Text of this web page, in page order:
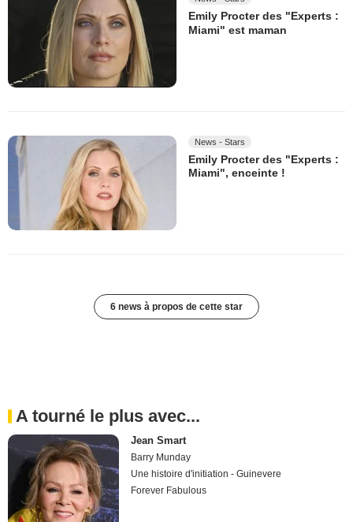
Emily Procter des "Experts :
Miami" est maman
News - Stars
Emily Procter des "Experts :
Miami", enceinte !
6 news à propos de cette star
A tourné le plus avec...
Jean Smart
Barry Munday
Une histoire d'initiation - Guinevere
Forever Fabulous